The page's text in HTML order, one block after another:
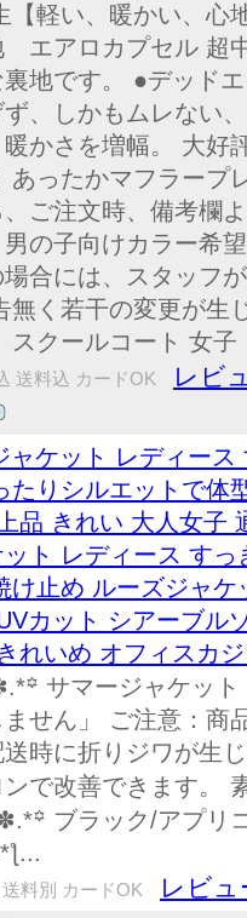
【軽い、暖かい、
エアロカプセル 超
裏地です。 ●デッド
、しかもムレない
暖かさを増幅。 大
あったかマフラー
ご注文時、備考欄
子向けカラー希
合には、スタッフ
無く若干の変更が生
スクールコート 女
送料込 カードOK
レビ
ャケット レディー
たりシルエットで体
品 きれい 大人女子
ト レディース す
け止め ルーズジャ
カット シアーブル
れいめ オフィスカ
サマージャケッ
せん」 ご注意：商
時に折りジワが生
で改善できます。
ブラック/アプリ
料別 カードOK レビュ